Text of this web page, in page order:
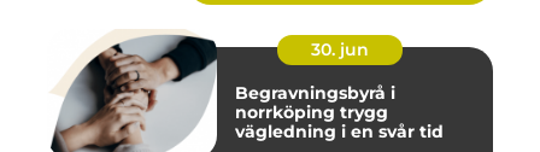
30. jun
Begravningsbyrå i
norrköping trygg
vägledning i en svår tid